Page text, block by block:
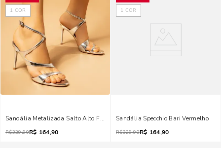
1 COR
Sandália Metalizada Salto Alto Fino Prata
R$329,90R$ 164,90
1 COR
Sandália Specchio Bari Vermelho
R$329,90R$ 164,90